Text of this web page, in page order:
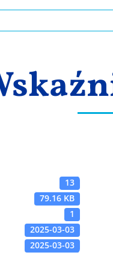
13
79.16 KB
1
2025-03-03
2025-03-03